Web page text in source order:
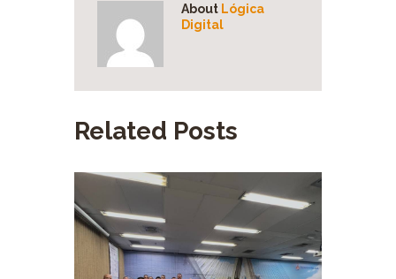
About Lógica
Digital
Related Posts